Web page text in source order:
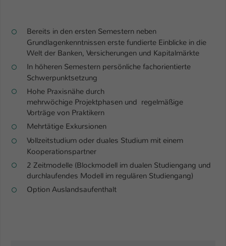
Bereits in den ersten Semestern neben
Grundlagenkenntnissen erste fundierte Einblicke in die
Welt der Banken, Versicherungen und Kapitalmärkte
In höheren Semestern persönliche fachorientierte
Schwerpunktsetzung
Hohe Praxisnähe durch
mehrwöchige Projektphasen und regelmäßige
Vorträge von Praktikern
Mehrtätige Exkursionen
Vollzeitstudium oder duales Studium mit einem
Kooperationspartner
2 Zeitmodelle (Blockmodell im dualen Studiengang und
durchlaufendes Modell im regulären Studiengang)
Option Auslandsaufenthalt